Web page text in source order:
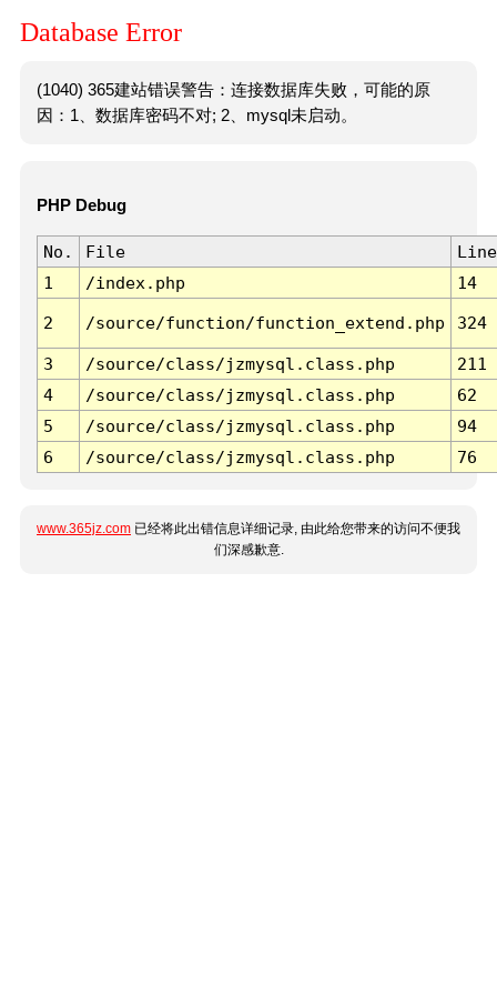
Database Error
(1040) 365建站错误警告：连接数据库失败，可能的原
因：1、数据库密码不对; 2、mysql未启动。
PHP Debug
No. File
Line
1
/index.php 14
2 /source/function/function_extend.php 324
3 /source/class/jzmysql.class.php
211
4
/source/class/jzmysql.class.php
62
5
/source/class/jzmysql.class.php
94
6
/source/class/jzmysql.class.php 76
www.365jz.com 已经将此出错信息详细记录, 由此给您带来的访问不便我
们深感歉意.